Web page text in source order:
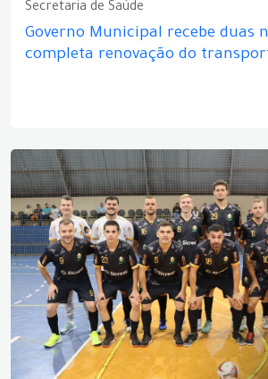
Secretaria de Saúde
Governo Municipal recebe duas
completa renovação do